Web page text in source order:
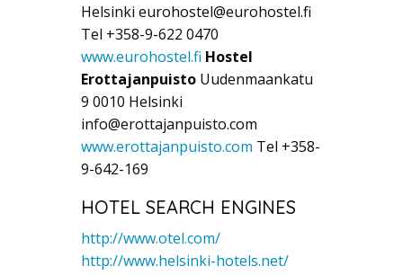
Helsinki eurohostel@eurohostel.fi
Tel +358-9-622 0470
www.eurohostel.fi Hostel
Erottajanpuisto Uudenmaankatu
9 0010 Helsinki
info@erottajanpuisto.com
www.erottajanpuisto.com Tel +358-
9-642-169
HOTEL SEARCH ENGINES
http://www.otel.com/
http://www.helsinki-hotels.net/